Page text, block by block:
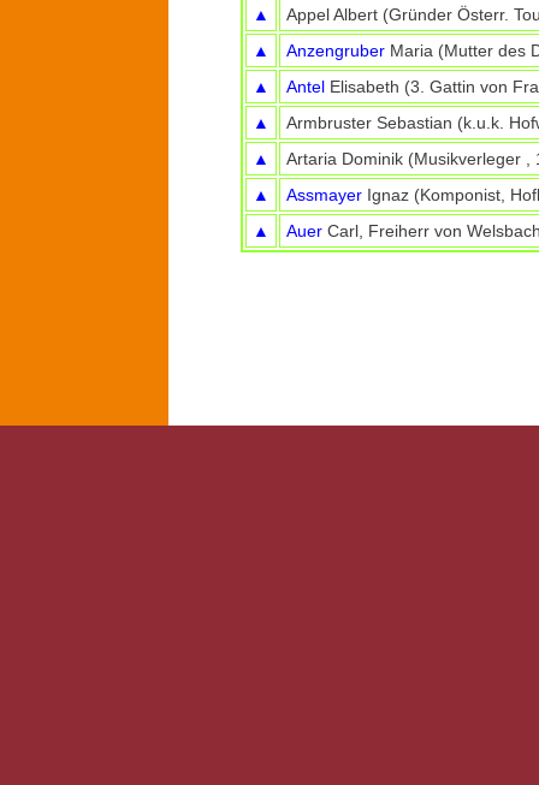
▲
Appel Albert (Gründer Österr.
▲
AnzengruberMaria (Mutter des
▲
AntelElisabeth (3. Gattin von
▲
Armbruster Sebastian (k.u.k.
▲
Artaria Dominik (Musikverleger
▲
AssmayerIgnaz (Komponist,
▲
AuerCarl, Freiherr von